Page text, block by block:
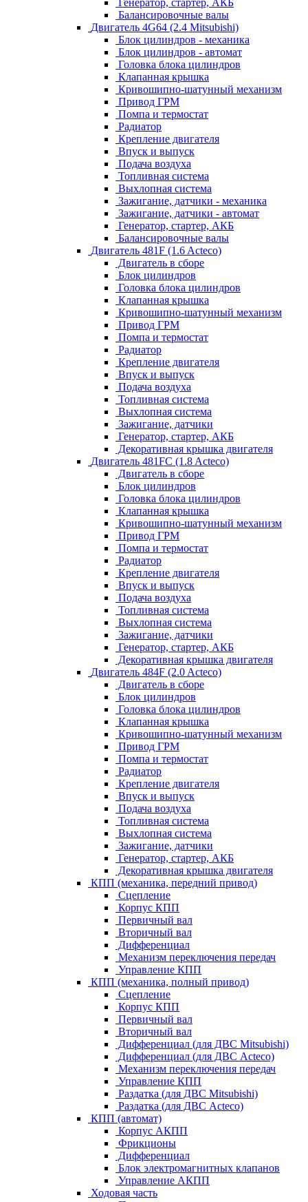
Генератор, стартер, АКБ
Балансировочные валы
Двигатель 4G64 (2.4 Mitsubishi)
Блок цилиндров - механика
Блок цилиндров - автомат
Головка блока цилиндров
Клапанная крышка
Кривошипно-шатунный механизм
Привод ГРМ
Помпа и термостат
Радиатор
Крепление двигателя
Впуск и выпуск
Подача воздуха
Топливная система
Выхлопная система
Зажигание, датчики - механика
Зажигание, датчики - автомат
Генератор, стартер, АКБ
Балансировочные валы
Двигатель 481F (1.6 Acteco)
Двигатель в сборе
Блок цилиндров
Головка блока цилиндров
Клапанная крышка
Кривошипно-шатунный механизм
Привод ГРМ
Помпа и термостат
Радиатор
Крепление двигателя
Впуск и выпуск
Подача воздуха
Топливная система
Выхлопная система
Зажигание, датчики
Генератор, стартер, АКБ
Декоративная крышка двигателя
Двигатель 481FC (1.8 Acteco)
Двигатель в сборе
Блок цилиндров
Головка блока цилиндров
Клапанная крышка
Кривошипно-шатунный механизм
Привод ГРМ
Помпа и термостат
Радиатор
Крепление двигателя
Впуск и выпуск
Подача воздуха
Топливная система
Выхлопная система
Зажигание, датчики
Генератор, стартер, АКБ
Декоративная крышка двигателя
Двигатель 484F (2.0 Acteco)
Двигатель в сборе
Блок цилиндров
Головка блока цилиндров
Клапанная крышка
Кривошипно-шатунный механизм
Привод ГРМ
Помпа и термостат
Радиатор
Крепление двигателя
Впуск и выпуск
Подача воздуха
Топливная система
Выхлопная система
Зажигание, датчики
Генератор, стартер, АКБ
Декоративная крышка двигателя
КПП (механика, передний привод)
Сцепление
Корпус КПП
Первичный вал
Вторичный вал
Дифференциал
Механизм переключения передач
Управление КПП
КПП (механика, полный привод)
Сцепление
Корпус КПП
Первичный вал
Вторичный вал
Дифференциал (для ДВС Mitsubishi)
Дифференциал (для ДВС Acteco)
Механизм переключения передач
Управление КПП
Раздатка (для ДВС Mitsubishi)
Раздатка (для ДВС Acteco)
КПП (автомат)
Корпус АКПП
Фрикционы
Дифференциал
Блок электромагнитных клапанов
Управление АКПП
Ходовая часть